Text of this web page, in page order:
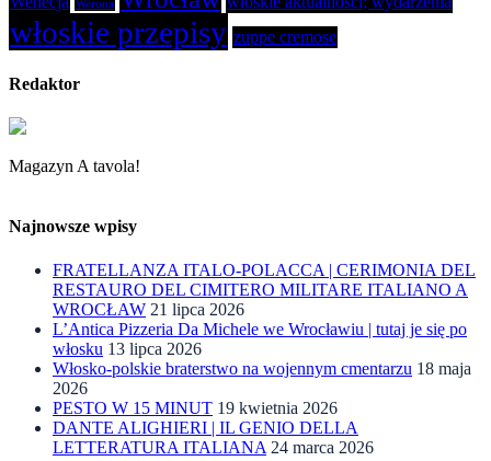
Werona
włoskie przepisy zuppe cremose
Redaktor
Magazyn A tavola!
Najnowsze wpisy
FRATELLANZA ITALO-POLACCA | CERIMONIA DEL
RESTAURO DEL CIMITERO MILITARE ITALIANO A
WROCŁAW 21 lipca 2026
L’Antica Pizzeria Da Michele we Wrocławiu | tutaj je się po
włosku 13 lipca 2026
Włosko-polskie braterstwo na wojennym cmentarzu 18 maja
2026
PESTO W 15 MINUT 19 kwietnia 2026
DANTE ALIGHIERI | IL GENIO DELLA
LETTERATURA ITALIANA 24 marca 2026